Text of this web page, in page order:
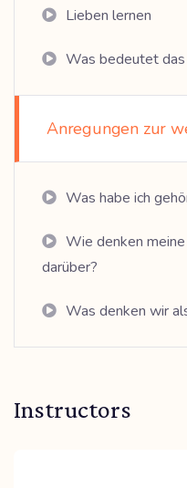
Lieben lernen
Was bedeutet
Anregungen zur
Was habe ich
Wie denken
darüber?
Was denken wir
Instructors